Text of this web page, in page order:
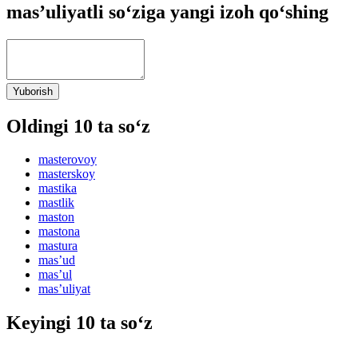
masʼuliyatli so‘ziga yangi izoh qo‘shing
Yuborish
Oldingi 10 ta so‘z
masterovoy
masterskoy
mastika
mastlik
maston
mastona
mastura
masʼud
masʼul
masʼuliyat
Keyingi 10 ta so‘z